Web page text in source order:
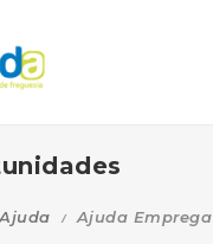
Ajuda Ajuda Emprega